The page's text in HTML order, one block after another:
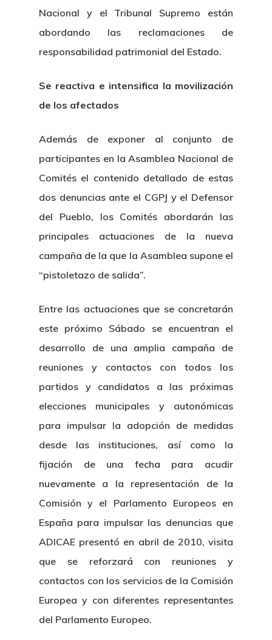
Nacional y el Tribunal Supremo están
abordando las reclamaciones de
responsabilidad patrimonial del Estado.
Se reactiva e intensifica la movilización
de los afectados
Además de exponer al conjunto de
participantes en la Asamblea Nacional de
Comités el contenido detallado de estas
dos denuncias ante el CGPJ y el Defensor
del Pueblo, los Comités abordarán las
principales actuaciones de la nueva
campaña de la que la Asamblea supone el
“pistoletazo de salida”.
Entre las actuaciones que se concretarán
este próximo Sábado se encuentran el
desarrollo de una amplia campaña de
reuniones y contactos con todos los
partidos y candidatos a las próximas
elecciones municipales y autonómicas
para impulsar la adopción de medidas
desde las instituciones, así como la
fijación de una fecha para acudir
nuevamente a la representación de la
Comisión y el Parlamento Europeos en
España para impulsar las denuncias que
ADICAE presentó en abril de 2010, visita
que se reforzará con reuniones y
contactos con los servicios de la Comisión
Europea y con diferentes representantes
del Parlamento Europeo.
Inicio
Noticias
Sentencias
Revista
Café Jurídico
Colabora
¿Quiénes